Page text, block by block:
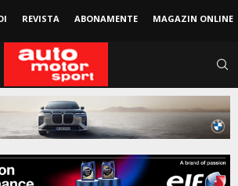
REVISTA ABONAMENTE MAGAZIN ONLINE